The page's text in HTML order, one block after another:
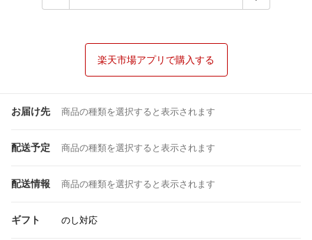
楽天市場アプリで購入する
お届け先 商品の種類を選択すると表示されます
配送予定 商品の種類を選択すると表示されます
配送情報 商品の種類を選択すると表示されます
ギフト のし対応